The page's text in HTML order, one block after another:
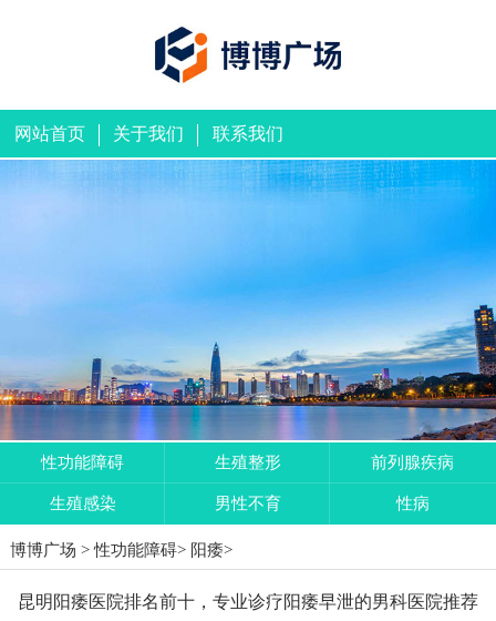
网站首页 关于我们 联系我们
性功能障碍 生殖整形 前列腺疾病
生殖感染 男性不育 性病
博博广场 >性功能障碍> 阳痿>
昆明阳痿医院排名前十，专业诊疗阳痿早泄的男科医院推荐